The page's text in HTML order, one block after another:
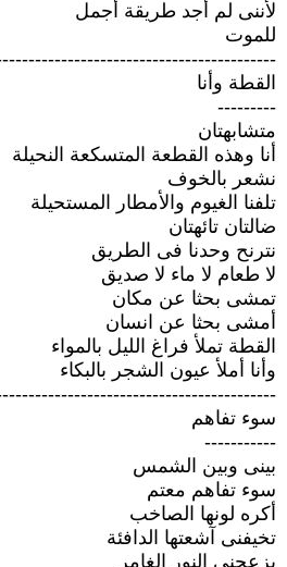
لأننى لم أجد طريقة أجمل
للموت
القطة وأنا
---------
متشابهتان
أنا وهذه القطعة المتسكعة النحيلة
نشعر بالخوف
تلفنا الغيوم والأمطار المستحيلة
ضالتان تائهتان
نترنح وحدنا فى الطريق
لا طعام لا ماء لا صديق
تمشى بحثا عن مكان
أمشى بحثا عن انسان
القطة تملأ فراغ الليل بالمواء
وأنا أملأ عيون الشجر بالبكاء
سوء تفاهم
-----------
بينى وبين الشمس
سوء تفاهم معتم
أكره لونها الصاخب
تخيفنى آشعتها الدافئة
يزعجنى النور الغامر